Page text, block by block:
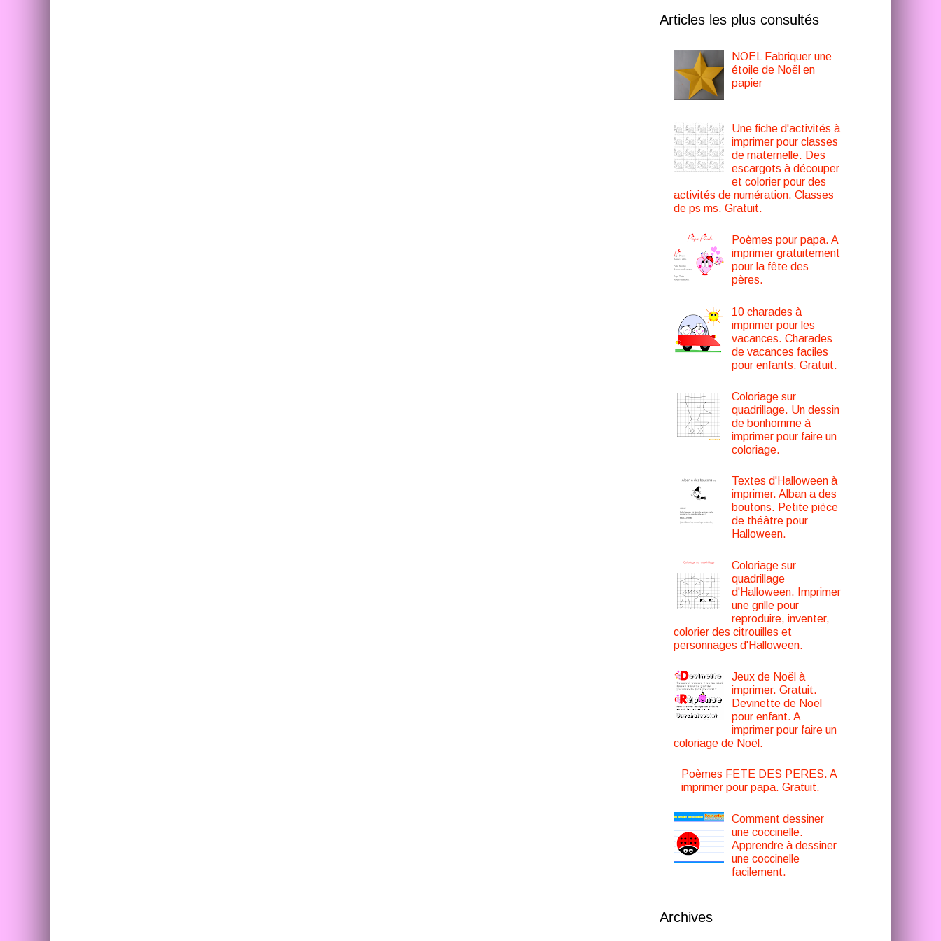
Articles les plus consultés
NOEL Fabriquer une
étoile de Noël en
papier
Une fiche d'activités à
imprimer pour classes
de maternelle. Des
escargots à découper
et colorier pour des
activités de numération. Classes
de ps ms. Gratuit.
Poèmes pour papa. A
imprimer gratuitement
pour la fête des
pères.
10 charades à
imprimer pour les
vacances. Charades
de vacances faciles
pour enfants. Gratuit.
Coloriage sur
quadrillage. Un dessin
de bonhomme à
imprimer pour faire un
coloriage.
Textes d'Halloween à
imprimer. Alban a des
boutons. Petite pièce
de théâtre pour
Halloween.
Coloriage sur
quadrillage
d'Halloween. Imprimer
une grille pour
reproduire, inventer,
colorier des citrouilles et
personnages d'Halloween.
Jeux de Noël à
imprimer. Gratuit.
Devinette de Noël
pour enfant. A
imprimer pour faire un
coloriage de Noël.
Poèmes FETE DES PERES. A
imprimer pour papa. Gratuit.
Comment dessiner
une coccinelle.
Apprendre à dessiner
une coccinelle
facilement.
Archives